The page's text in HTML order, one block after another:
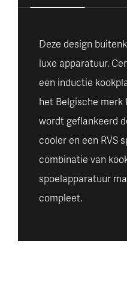
Deze design
luxe apparatuur.
een inductie
het Belgische merk
wordt geflankeerd
cooler en een RVS
combinatie van
spoelapparatuur
compleet.